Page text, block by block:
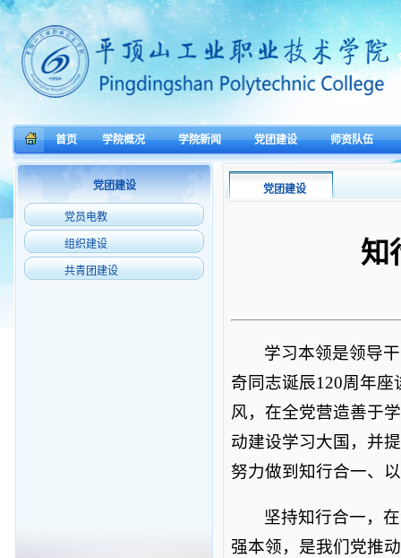
首页 学院概况 学院新闻 党团建设 师资队伍
党团建设
党员电教
组织建设
共青团建设
党团建设
知
学习本领是领导
奇同志诞辰120周年
风，在全党营造善于
动建设学习大国，并
努力做到知行合一、
坚持知行合一，
强本领，是我们党推